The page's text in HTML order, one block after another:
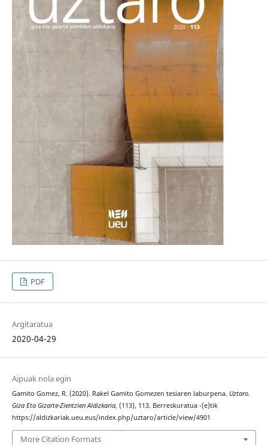
PDF
Argitaratua
2020-04-29
Aipuak nola egin
Gamito Gomez, R. (2020). Rakel Gamito Gomezen tesiaren laburpena. Uztaro.
Giza Eta Gizarte-Zientzien Aldizkaria, (113), 113. Berreskuratua -(e)tik
https://aldizkariak.ueu.eus/index.php/uztaro/article/view/4901
More Citation Formats